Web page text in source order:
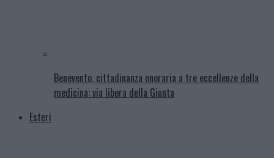
Benevento, cittadinanza onoraria a tre eccellenze della
medicina: via libera della Giunta
Esteri